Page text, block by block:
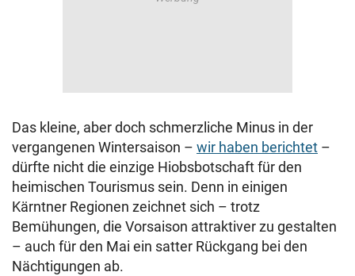
Das kleine, aber doch schmerzliche Minus in der
vergangenen Wintersaison – wir haben berichtet –
dürfte nicht die einzige Hiobsbotschaft für den
heimischen Tourismus sein. Denn in einigen
Kärntner Regionen zeichnet sich – trotz
Bemühungen, die Vorsaison attraktiver zu gestalten
– auch für den Mai ein satter Rückgang bei den
Nächtigungen ab.